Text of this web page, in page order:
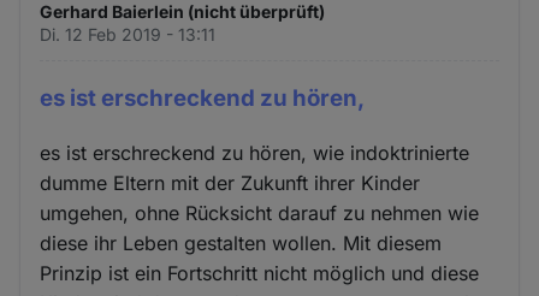
Gerhard Baierlein (nicht überprüft)
Di. 12 Feb 2019 - 13:11
es ist erschreckend zu hören,
es ist erschreckend zu hören, wie indoktrinierte
dumme Eltern mit der Zukunft ihrer Kinder
umgehen, ohne Rücksicht darauf zu nehmen wie
diese ihr Leben gestalten wollen. Mit diesem
Prinzip ist ein Fortschritt nicht möglich und diese